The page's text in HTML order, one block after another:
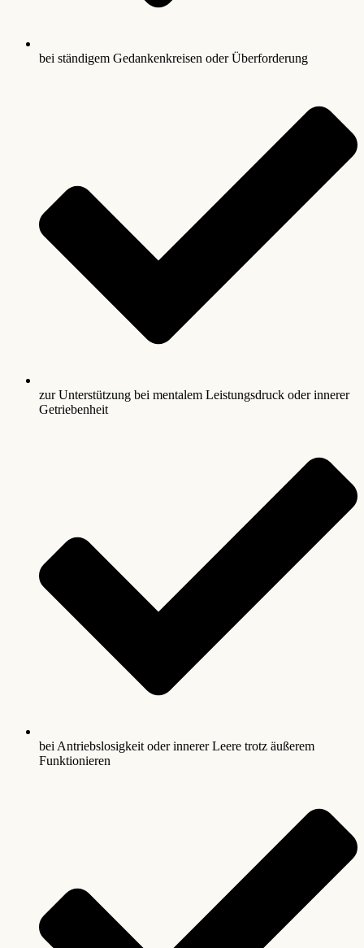
bei ständigem Gedankenkreisen oder Überforderung
zur Unterstützung bei mentalem Leistungsdruck oder innerer
Getriebenheit
bei Antriebslosigkeit oder innerer Leere trotz äußerem
Funktionieren